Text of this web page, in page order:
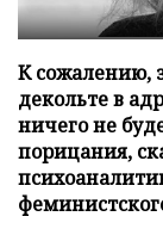
К сожалению,
декольте в
ничего не
порицания,